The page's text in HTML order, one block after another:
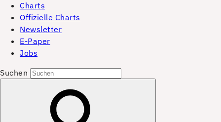
Charts
Offizielle Charts
Newsletter
E-Paper
Jobs
Suchen